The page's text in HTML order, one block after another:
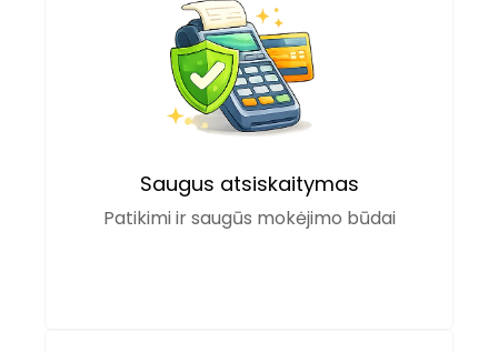
Saugus atsiskaitymas
Patikimi ir saugūs mokėjimo būdai